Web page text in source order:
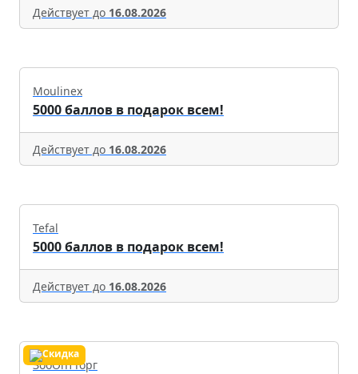
Действует до 16.08.2026
Moulinex
5000 баллов в подарок всем!
Действует до 16.08.2026
Tefal
5000 баллов в подарок всем!
Действует до 16.08.2026
ЗооОптТорг